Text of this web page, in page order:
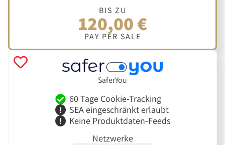
BIS ZU
120,00 €
PAY PER SALE
SaferYou
60 Tage Cookie-Tracking
SEA eingeschränkt erlaubt
Keine Produktdaten-Feeds
Netzwerke